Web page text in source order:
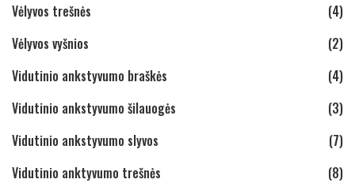
Vėlyvos trešnės
(4)
Vėlyvos vyšnios
(2)
Vidutinio ankstyvumo braškės
(4)
Vidutinio ankstyvumo šilauogės
(3)
Vidutinio ankstyvumo slyvos
(7)
Vidutinio anktyvumo trešnės
(8)